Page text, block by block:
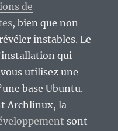
de
, bien que non
instables. Le
qui
utilisez une
base Ubuntu.
Archlinux, la
sont